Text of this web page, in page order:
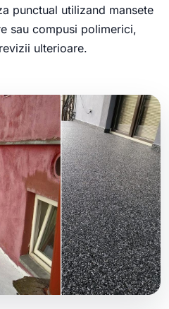
punctual utilizand mansete
sau compusi polimerici,
ulterioare.